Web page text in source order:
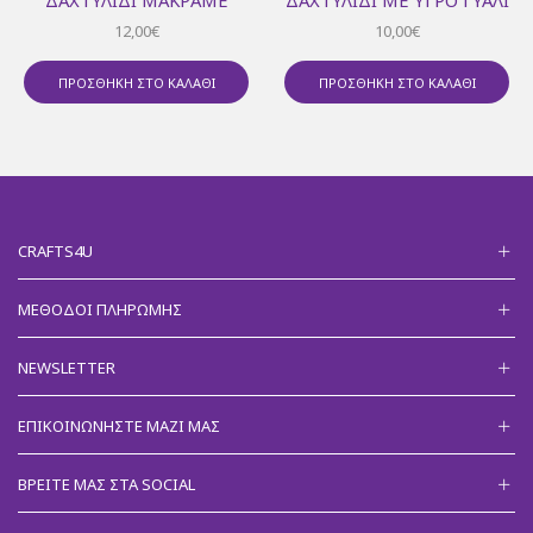
12,00€
ΠΡΟΣΘΉΚΗ ΣΤΟ ΚΑΛΆΘΙ
10,00€
ΠΡΟΣΘΉΚΗ ΣΤΟ ΚΑΛΆΘΙ
CRAFTS4U
ΜΈΘΟΔΟΙ ΠΛΗΡΩΜΉΣ
NEWSLETTER
ΕΠΙΚΟΙΝΩΝΉΣΤΕ ΜΑΖΊ ΜΑΣ
ΒΡΕΊΤΕ ΜΑΣ ΣΤΑ SOCIAL